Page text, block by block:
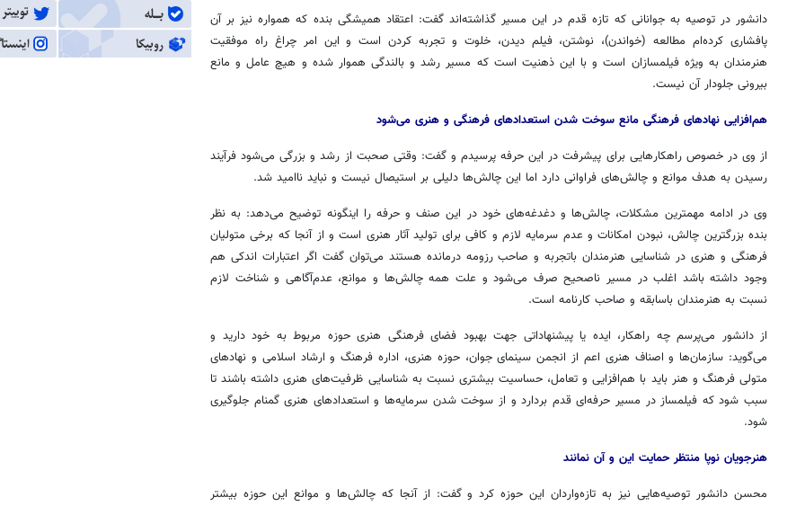
دانشور در توصیه به جوانانی که تازه قدم در این مسیر گذاشته‌اند گفت: اعتقاد همیشگی بنده که همواره نیز بر آن
پافشاری کرده‌ام مطالعه (خواندن)، نوشتن، فیلم دیدن، خلوت و تجربه کردن است و این امر چراغ راه موفقیت
هنرمندان به ویژه فیلمسازان است و با این ذهنیت است که مسیر رشد و بالندگی هموار شده و هیچ عامل و مانع
بیرونی جلودار آن نیست.
هم‌افزایی نهادهای فرهنگی مانع سوخت شدن استعدادهای فرهنگی و هنری می‌شود
از وی در خصوص راهکارهایی برای پیشرفت در این حرفه پرسیدم و گفت: وقتی صحبت از رشد و بزرگی می‌شود فرآیند
رسیدن به هدف موانع و چالش‌های فراوانی دارد اما این چالش‌ها دلیلی بر استیصال نیست و نباید ناامید شد.
وی در ادامه مهمترین مشکلات، چالش‌ها و دغدغه‌های خود در این صنف و حرفه را اینگونه توضیح می‌دهد: به نظر
بنده بزرگترین چالش، نبودن امکانات و عدم سرمایه لازم و کافی برای تولید آثار هنری است و از آنجا که برخی متولیان
فرهنگی و هنری در شناسایی هنرمندان باتجربه و صاحب رزومه درمانده هستند می‌توان گفت اگر اعتبارات اندکی هم
وجود داشته باشد اغلب در مسیر ناصحیح صرف می‌شود و علت همه چالش‌ها و موانع، عدم‌آگاهی و شناخت لازم
نسبت به هنرمندان باسابقه و صاحب کارنامه است.
از دانشور می‌پرسم چه راهکار، ایده یا پیشنهاداتی جهت بهبود فضای فرهنگی هنری حوزه مربوط به خود دارید و
می‌گوید: سازمان‌ها و اصناف هنری اعم از انجمن سینمای جوان، حوزه هنری، اداره فرهنگ و ارشاد اسلامی و نهادهای
متولی فرهنگ و هنر باید با هم‌افزایی و تعامل، حساسیت بیشتری نسبت به شناسایی ظرفیت‌های هنری داشته باشند تا
سبب شود که فیلمساز در مسیر حرفه‌ای قدم بردارد و از سوخت شدن سرمایه‌ها و استعدادهای هنری گمنام جلوگیری
شود.
هنرجویان نوپا منتظر حمایت این و آن نمانند
محسن دانشور توصیه‌هایی نیز به تازه‌واردان این حوزه کرد و گفت: از آنجا که چالش‌ها و موانع این حوزه بیشتر